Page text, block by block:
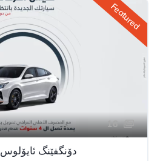
Featured
16
دۆنگفێنگ ئایۆلوس A30 Shine E1 2025